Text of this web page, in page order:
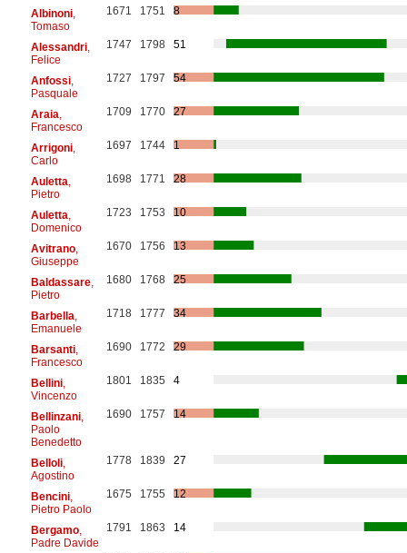
Albinoni,
Tomaso
1671 1751 8
Alessandri,
Felice
1747 1798 51
Anfossi,
Pasquale
1727 1797 54
Araia
Francesco
1709 1770 27
Arrigoni,
Carlo
1697 1744 1
Auletta
Pietro
1698 1771 28
Auletta
Domenico
1723 1753 10
Avitrano,
Giuseppe
1670 1756 13
Baldassare,
Pietro
1680 1768 25
Barbella
Emanuele
1718 1777 34
Barsanti,
Francesco
1690 1772 29
Bellini,
Vincenzo
1801 1835 4
Bellinzani,
Paolo
Benedetto
1690 1757 14
Belloli,
Agostino
1778 1839 27
Bencini,
Pietro Paolo
1675 1755 12
Bergamo,
Padre Davide
1791 1863 14